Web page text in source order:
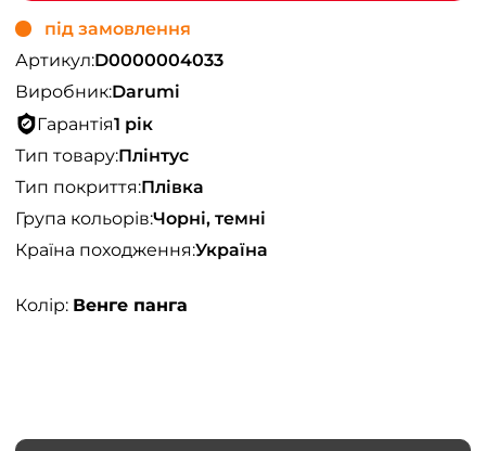
під замовлення
Артикул:D0000004033
Виробник:Darumi
Гарантія1 рік
Тип товару:Плінтус
Тип покриття:Плівка
Група кольорів:Чорні, темні
Країна походження:Україна
Колір: Венге панга